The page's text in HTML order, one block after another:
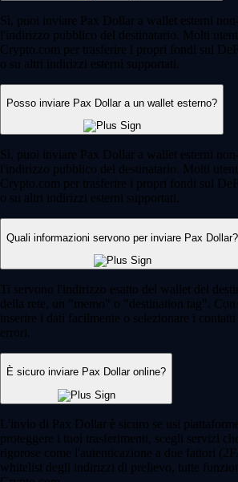
Sì, puoi inviare Pax Dollar a wallet esterni
l'indirizzo pubblico del destinatario. Molti
Crypto.com per trasferire i propri fondi sul
o su altri indirizzi esterni supportati.
Posso inviare Pax Dollar a un wallet esterno?
Sì, puoi inviare Pax Dollar a wallet esterni
l'indirizzo pubblico del destinatario. Molti
Crypto.com per trasferire i propri fondi sul
o su altri indirizzi esterni supportati.
Quali informazioni servono per inviare Pax Dollar?
Ti servono l'indirizzo esatto del wallet del
della rete, un "memo" o "destination tag".
inserire i dati facilmente o selezionare i
errori.
È sicuro inviare Pax Dollar online?
L'invio di Pax Dollar è sicuro se usi
proteggere i tuoi trasferimenti, scegli servizi
rigorose come l'autenticazione a due fattori
whitelist degli indirizzi di prelievo, tutte